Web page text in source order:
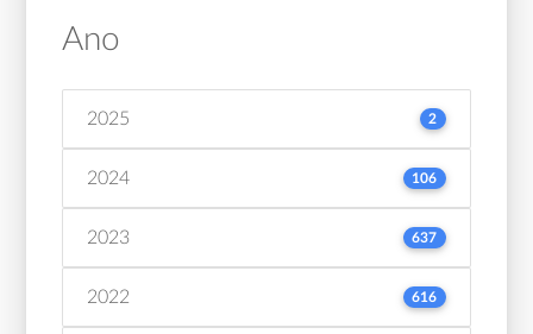
Ano
2025 2
2024 106
2023 637
2022 616